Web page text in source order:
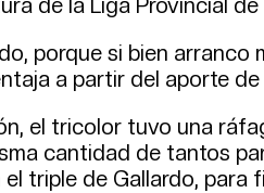
de la Liga Provincial
porque si bien
a partir del aporte
el tricolor tuvo una
cantidad de tantos
triple de Gallardo, para